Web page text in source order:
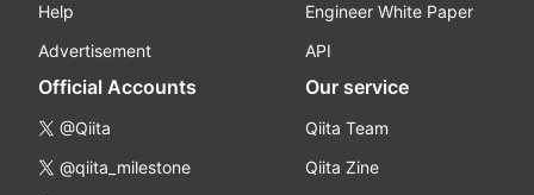
Help
Advertisement
Engineer White Paper
API
Official Accounts
@Qiita
@qiita_milestone
Our service
Qiita Team
Qiita Zine